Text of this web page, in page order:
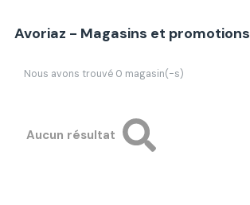
Promoaccro
Avoriaz - Magasins et promotions
Nous avons trouvé 0 magasin(-s)
Aucun résultat